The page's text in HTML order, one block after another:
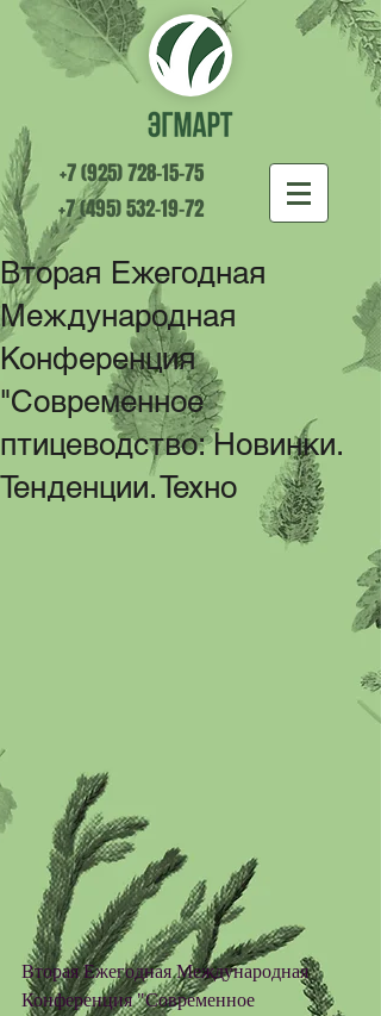
+7 (925) 728-15-75
+7 (495) 532-19-72
Вторая Ежегодная
Международная
Конференция
"Современное
птицеводство: Новинки.
Тенденции. Техно
Вторая Ежегодная Международная
Конференция "Современное